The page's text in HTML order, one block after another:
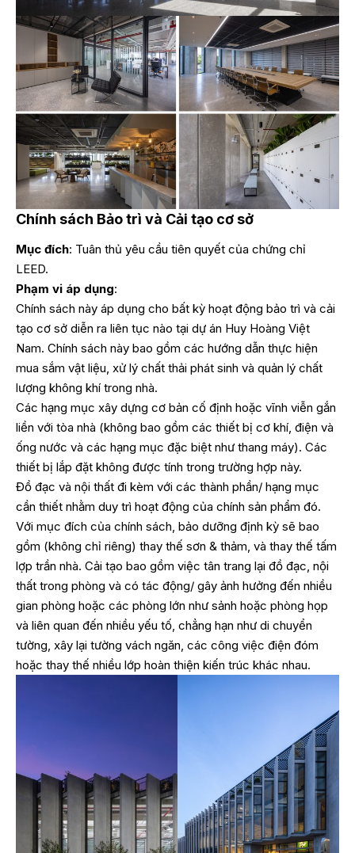
Chính sách Bảo trì và Cải tạo cơ sở
Mục đích: Tuân thủ yêu cầu tiên quyết của chứng chỉ
LEED.
Phạm vi áp dụng:
Chính sách này áp dụng cho bất kỳ hoạt động bảo trì và cải
tạo cơ sở diễn ra liên tục nào tại dự án Huy Hoàng Việt
Nam. Chính sách này bao gồm các hướng dẫn thực hiện
mua sắm vật liệu, xử lý chất thải phát sinh và quản lý chất
lượng không khí trong nhà.
Các hạng mục xây dựng cơ bản cố định hoặc vĩnh viễn gắn
liền với tòa nhà (không bao gồm các thiết bị cơ khí, điện và
ống nước và các hạng mục đặc biệt như thang máy). Các
thiết bị lắp đặt không được tính trong trường hợp này.
Đồ đạc và nội thất đi kèm với các thành phần/ hạng mục
cần thiết nhằm duy trì hoạt động của chính sản phẩm đó.
Với mục đích của chính sách, bảo dưỡng định kỳ sẽ bao
gồm (không chỉ riêng) thay thế sơn & thảm, và thay thế tấm
lợp trần nhà. Cải tạo bao gồm việc tân trang lại đồ đạc, nội
thất trong phòng và có tác động/ gây ảnh hưởng đến nhiều
gian phòng hoặc các phòng lớn như sảnh hoặc phòng họp
và liên quan đến nhiều yếu tố, chẳng hạn như di chuyển
tường, xây lại tường vách ngăn, các công việc điện đóm
hoặc thay thế nhiều lớp hoàn thiện kiến trúc khác nhau.